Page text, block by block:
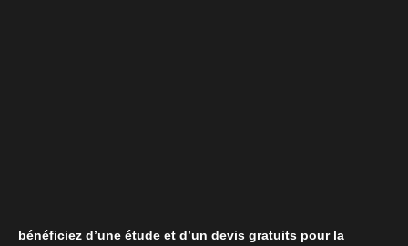
bénéficiez d’une étude et d’un devis gratuits pour la